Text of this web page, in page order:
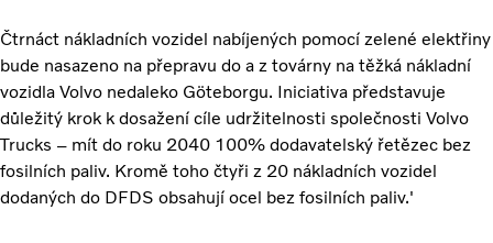
Čtrnáct nákladních vozidel nabíjených pomocí zelené elektřiny
bude nasazeno na přepravu do a z továrny na těžká nákladní
vozidla Volvo nedaleko Göteborgu. Iniciativa představuje
důležitý krok k dosažení cíle udržitelnosti společnosti Volvo
Trucks – mít do roku 2040 100% dodavatelský řetězec bez
fosilních paliv. Kromě toho čtyři z 20 nákladních vozidel
dodaných do DFDS obsahují ocel bez fosilních paliv.'